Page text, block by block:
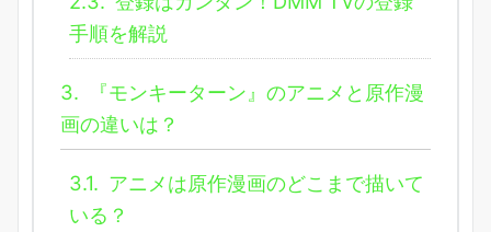
手順を解説
3.
『モンキーターン』のアニメと原作漫
画の違いは？
3.1. アニメは原作漫画のどこまで描いて
いる？